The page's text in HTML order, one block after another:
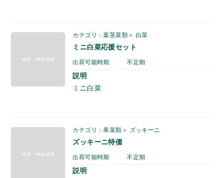
カテゴリ：葉茎菜類＞ 白菜
ミニ白菜応援セット
出荷可能時期 不定期
説明
ミニ白菜
カテゴリ：果菜類＞ ズッキーニ
ズッキーニ特価
出荷可能時期 不定期
説明